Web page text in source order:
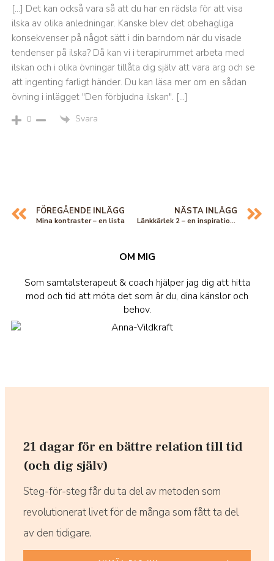
[…] Det kan också vara så att du har en rädsla för att visa
ilska av olika anledningar. Kanske blev det obehagliga
konsekvenser på något sätt i din barndom när du visade
tendenser på ilska? Då kan vi i terapirummet arbeta med
ilskan och i olika övningar tillåta dig själv att vara arg och se
att ingenting farligt händer. Du kan läsa mer om en sådan
övning i inlägget "Den förbjudna ilskan". […]
0 Svara
FÖREGÅENDE INLÄGG
Mina kontraster – en lista
NÄSTA INLÄGG
Länkkärlek 2 – en inspirationskälla i trädgården
OM MIG
Som samtalsterapeut & coach hjälper jag dig att hitta
mod och tid att möta det som är du, dina känslor och
behov.
21 dagar för en bättre relation till tid
(och dig själv)
Steg-för-steg får du ta del av metoden som
revolutionerat livet för de många som fått ta del
av den tidigare.